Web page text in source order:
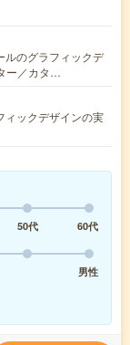
ルのグラフィックデ
ー／カタ…
ィックデザインの実
50代
60代
男性